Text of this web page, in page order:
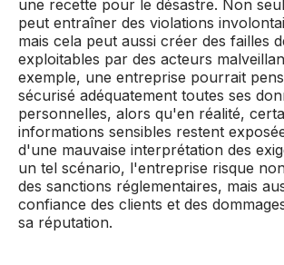
une recette pour le désastre. Non
peut entraîner des violations
mais cela peut aussi créer des failles
exploitables par des acteurs
exemple, une entreprise pourrait
sécurisé adéquatement toutes ses
personnelles, alors qu'en réalité,
informations sensibles restent
d'une mauvaise interprétation des
un tel scénario, l'entreprise risque
des sanctions réglementaires, mais
confiance des clients et des
sa réputation.